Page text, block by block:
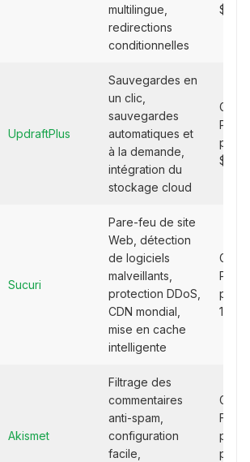
multilingue,
redirections
conditionnelles
$/an
UpdraftPlus
Sauvegardes en
un clic,
sauvegardes
automatiques et
à la demande,
intégration du
stockage cloud
partir
$/an
Sucuri
Pare-feu de site
Web, détection
de logiciels
malveillants,
protection DDoS,
CDN mondial,
mise en cache
intelligente
partir
Akismet
Filtrage des
commentaires
anti-spam,
configuration
facile,
partir